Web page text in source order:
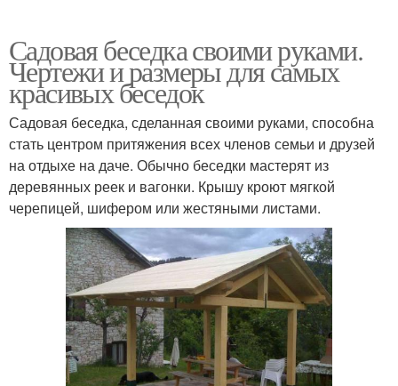
Садовая беседка своими руками.
Чертежи и размеры для самых
красивых беседок
Садовая беседка, сделанная своими руками, способна
стать центром притяжения всех членов семьи и друзей
на отдыхе на даче. Обычно беседки мастерят из
деревянных реек и вагонки. Крышу кроют мягкой
черепицей, шифером или жестяными листами.